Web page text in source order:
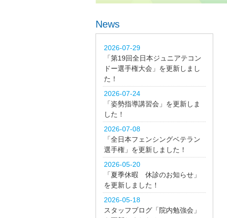
News
2026-07-29
「第19回全日本ジュニアテコン
ドー選手権大会」を更新しまし
た！
2026-07-24
「姿勢指導講習会」を更新しま
した！
2026-07-08
「全日本フェンシングベテラン
選手権」を更新しました！
2026-05-20
「夏季休暇 休診のお知らせ」
を更新しました！
2026-05-18
スタッフブログ「院内勉強会」